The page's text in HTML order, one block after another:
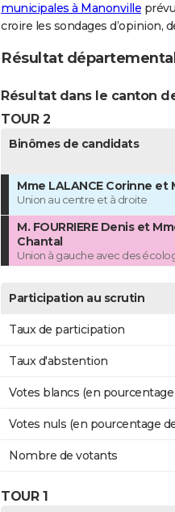
municipales à Manonville
croire les sondages d’opinion,
Résultat
Résultat dans le canton
TOUR 2
Binômes de candidats
Mme LALANCE Corinne et
Union au centre et à droite
M. FOURRIERE Denis et
Chantal
Union à gauche avec des
Participation au scrutin
Taux de participation
Taux d'abstention
Votes blancs (en
Votes nuls (en pourcentage
Nombre de votants
TOUR 1